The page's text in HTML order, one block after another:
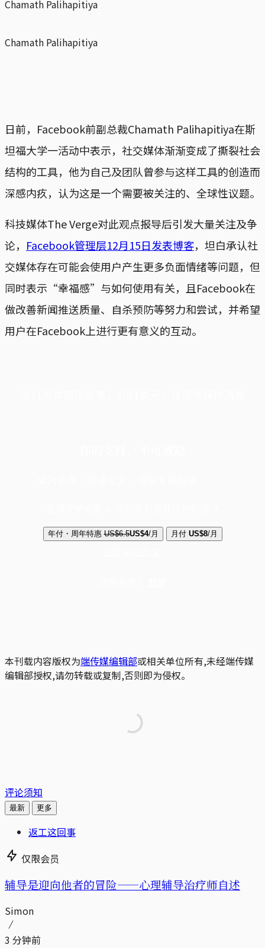
Chamath Palihapitiya
Chamath Palihapitiya
日前，Facebook前副总裁Chamath Palihapitiya在斯
坦福大学一活动中表示，社交媒体渐渐变成了撕裂社会
结构的工具，他为自己及团队曾参与这样工具的创造而
深感内疚，认为这是一个需要被关注的、全球性议题。
科技媒体The Verge对此观点报导后引发大量关注及争
论， Facebook管理层12月15日发表博客，坦白承认社
交媒体存在可能会使用户产生更多负面情绪等问题，但
同时表示“幸福感”与如何使用有关，且Facebook在
做改善新闻推送质量、自杀预防等努力和尝试，并希望
用户在Facebook上进行更有意义的互动。
年付・周年特惠 US$6.5US$4/月 月付 US$8/月
本刊载内容版权为端传媒编辑部或相关单位所有,未经端传媒
编辑部授权,请勿转载或复制,否则即为侵权。
评论须知
最新 更多
返工这回事
仅限会员
辅导是迎向他者的冒险——心理辅导治疗师自述
Simon
3 分钟前